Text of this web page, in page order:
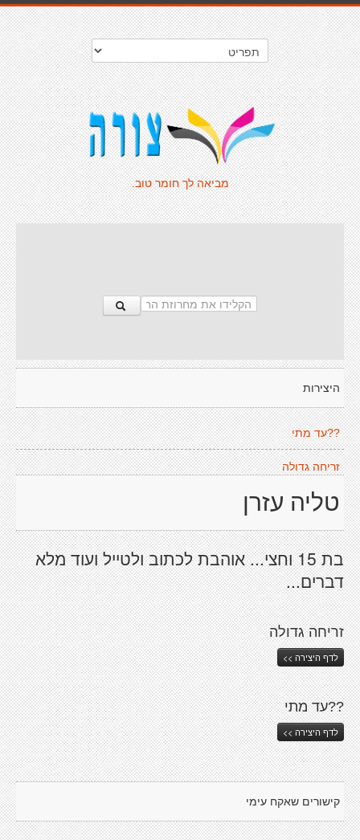
מביאה לך חומר טוב.
היצירות
??עד מתי
זריחה גדולה
טליה עזרן
בת 15 וחצי... אוהבת לכתוב ולטייל ועוד מלא
דברים...
זריחה גדולה
לדף היצירה >>
??עד מתי
לדף היצירה >>
קישורים שאקח עימי